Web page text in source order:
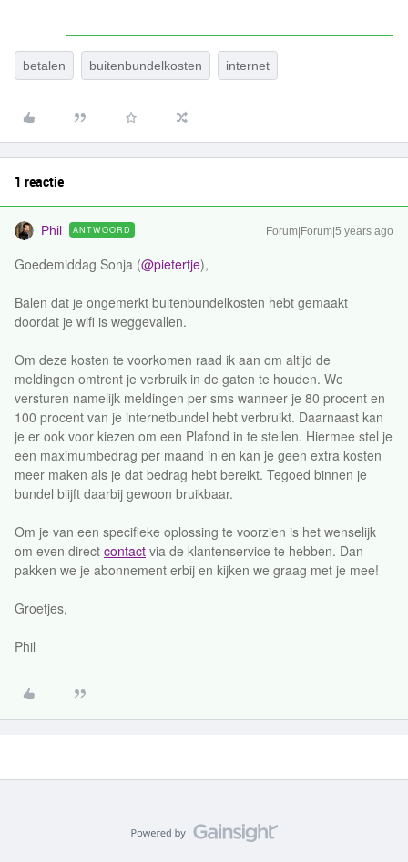
betalen buitenbundelkosten internet
1 reactie
Phil ANTWOORD Forum|Forum|5 years ago
Goedemiddag Sonja (@pietertje),
Balen dat je ongemerkt buitenbundelkosten hebt gemaakt
doordat je wifi is weggevallen.
Om deze kosten te voorkomen raad ik aan om altijd de
meldingen omtrent je verbruik in de gaten te houden. We
versturen namelijk meldingen per sms wanneer je 80 procent en
100 procent van je internetbundel hebt verbruikt. Daarnaast kan
je er ook voor kiezen om een Plafond in te stellen. Hiermee stel je
een maximumbedrag per maand in en kan je geen extra kosten
meer maken als je dat bedrag hebt bereikt. Tegoed binnen je
bundel blijft daarbij gewoon bruikbaar.
Om je van een specifieke oplossing te voorzien is het wenselijk
om even direct contact via de klantenservice te hebben. Dan
pakken we je abonnement erbij en kijken we graag met je mee!
Groetjes,
Phil